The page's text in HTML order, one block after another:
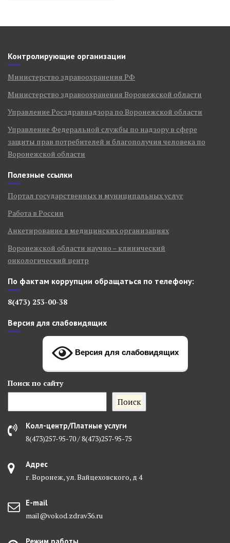
Контролирующие организации
Министерство здравоохранения РФ
Министерство здравоохранения Воронежской области
Управление Росздравнадзора по Воронежской области
Управление Федеральной службы по надзору в сфере
защиты прав потребителей и благополучия человека по
Воронежской области
Полезные ссылки
Портал государственных и муниципальных услуг
Работа в России
Анкетирование в медицинских организациях
Воронежской области научно – клинический
онкологический центр
По фактам коррупции обращаться по телефону:
8(473) 253-00-38
Версия для слабовидящих
Версия для слабовидящих
Поиск по сайту
Поиск
Колл-центр/Платные услуги
8(473)257-95-70 / 8(473)257-95-75
Адрес
г. Воронеж, ул. Вайцеховского, д 4
E-mail
mail@vokod.zdrav36.ru